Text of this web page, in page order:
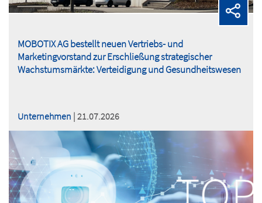
MOBOTIX AG bestellt neuen Vertriebs- und
Marketingvorstand zur Erschließung strategischer
Wachstumsmärkte: Verteidigung und Gesundheitswesen
Unternehmen | 21.07.2026